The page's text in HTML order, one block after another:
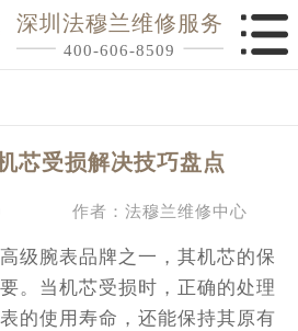
深圳法穆兰维修服务
400-606-8509
芯受损解决技巧盘点
作者：法穆兰维修中心
腕表品牌之一，其机芯的保
。当机芯受损时，正确的处理
的使用寿命，还能保持其原有